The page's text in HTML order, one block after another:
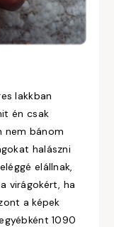
lakkban
én csak
nem bánom
halászni
elállnak,
virágokért, ha
a képek
1090